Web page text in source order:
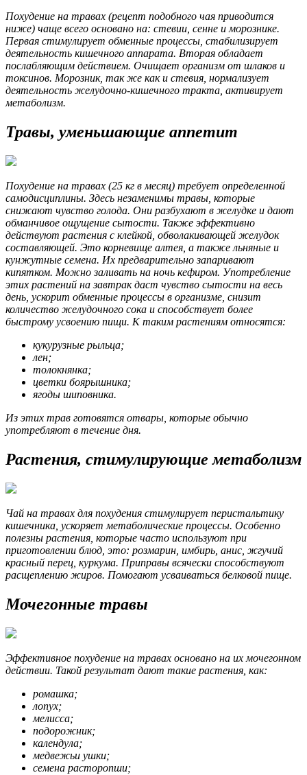
Похудение на травах (рецепт подобного чая приводится
ниже) чаще всего основано на: стевии, сенне и морознике.
Первая стимулирует обменные процессы, стабилизирует
деятельность кишечного аппарата. Вторая обладает
послабляющим действием. Очищает организм от шлаков и
токсинов. Морозник, так же как и стевия, нормализует
деятельность желудочно-кишечного тракта, активирует
метаболизм.
Травы, уменьшающие аппетит
Похудение на травах (25 кг в месяц) требует определенной
самодисциплины. Здесь незаменимы травы, которые
снижают чувство голода. Они разбухают в желудке и дают
обманчивое ощущение сытости. Также эффективно
действуют растения с клейкой, обволакивающей желудок
составляющей. Это корневище алтея, а также льняные и
кунжутные семена. Их предварительно запаривают
кипятком. Можно заливать на ночь кефиром. Употребление
этих растений на завтрак даст чувство сытости на весь
день, ускорит обменные процессы в организме, снизит
количество желудочного сока и способствует более
быстрому усвоению пищи. К таким растениям относятся:
кукурузные рыльца;
лен;
толокнянка;
цветки боярышника;
ягоды шиповника.
Из этих трав готовятся отвары, которые обычно
употребляют в течение дня.
Растения, стимулирующие метаболизм
Чай на травах для похудения стимулирует перистальтику
кишечника, ускоряет метаболические процессы. Особенно
полезны растения, которые часто используют при
приготовлении блюд, это: розмарин, имбирь, анис, жгучий
красный перец, куркума. Приправы всячески способствуют
расщеплению жиров. Помогают усваиваться белковой пище.
Мочегонные травы
Эффективное похудение на травах основано на их мочегонном
действии. Такой результат дают такие растения, как:
ромашка;
лопух;
мелисса;
подорожник;
календула;
медвежьи ушки;
семена расторопши;